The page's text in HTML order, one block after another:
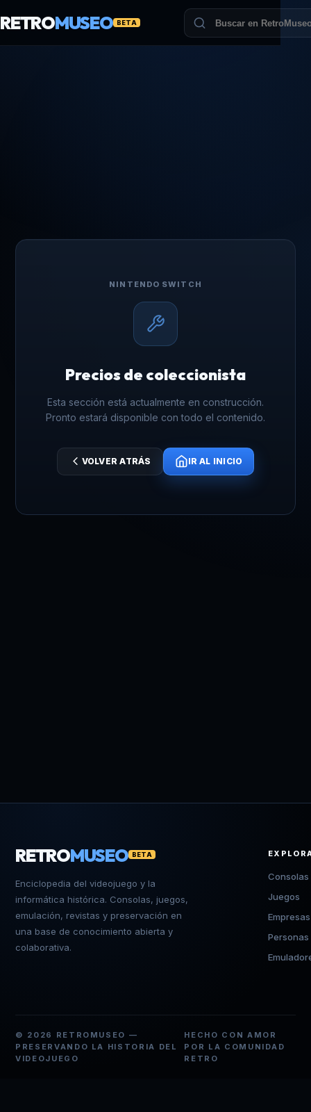
RETROMUSEO BETA
NINTENDO SWITCH
Precios de coleccionista
Esta sección está actualmente en construcción.
Pronto estará disponible con todo el contenido.
VOLVER ATRÁS IR AL INICIO
RETROMUSEO BETA
Enciclopedia del videojuego y la
informática histórica. Consolas, juegos,
emulación, revistas y preservación en
una base de conocimiento abierta y
colaborativa.
Consolas
Juegos
Empresas
Personas
© 2026 RETROMUSEO —
PRESERVANDO LA HISTORIA DEL
VIDEOJUEGO
HECHO CON AMOR
POR LA COMUNIDAD
RETRO